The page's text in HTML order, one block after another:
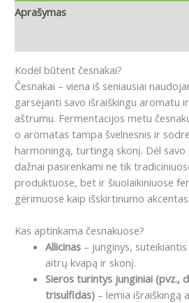
Aprašymas
Kodėl būtent česnakai?
Česnakai – viena iš seniausiai
garsėjanti savo išraiškingu aromatu
aštrumu. Fermentacijos metu
o aromatas tampa švelnesnis ir
harmoningą, turtingą skonį. Dėl savo
dažnai pasirenkami ne tik
produktuose, bet ir šiuolaikiniuose
gėrimuose kaip išskirtinumo akcentas.
Kas aptinkama česnakuose?
Allicinas– junginys,
aitrų kvapą ir skonį.
Sieros turintys junginiai (pvz.,
trisulfidas)– lemia išraiškingą